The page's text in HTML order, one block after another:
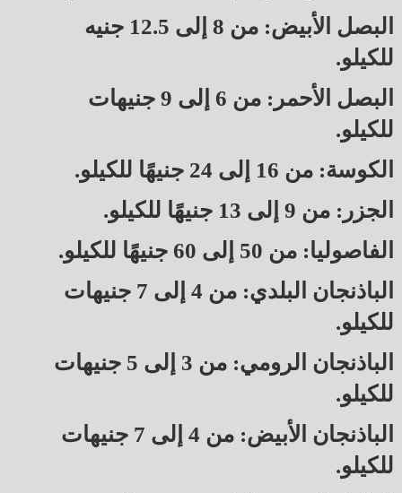
البصل الأبيض: من 8 إلى 12.5 جنيه
للكيلو.
البصل الأحمر: من 6 إلى 9 جنيهات
للكيلو.
الكوسة: من 16 إلى 24 جنيهًا للكيلو.
الجزر: من 9 إلى 13 جنيهًا للكيلو.
الفاصوليا: من 50 إلى 60 جنيهًا للكيلو.
الباذنجان البلدي: من 4 إلى 7 جنيهات
للكيلو.
الباذنجان الرومي: من 3 إلى 5 جنيهات
للكيلو.
الباذنجان الأبيض: من 4 إلى 7 جنيهات
للكيلو.